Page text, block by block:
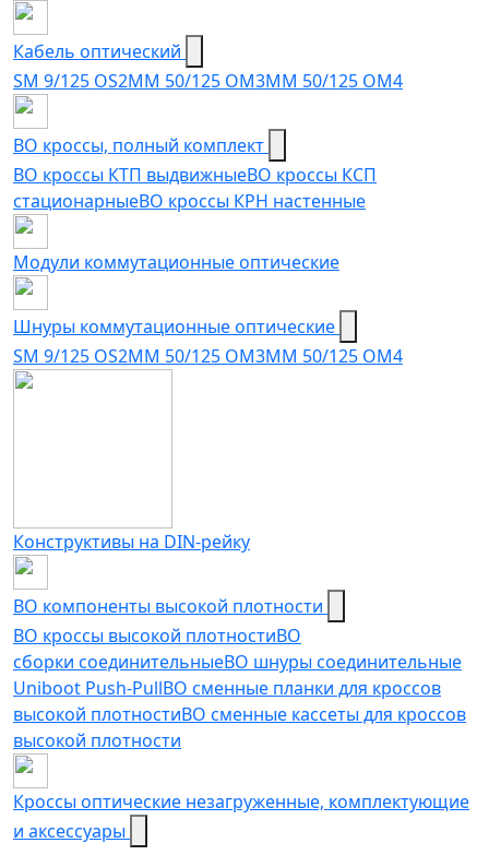
Кабель оптический
SM 9/125 OS2MM 50/125 OM3MM 50/125 OM4
ВО кроссы, полный комплект
ВО кроссы КТП выдвижныеВО кроссы КСП
стационарныеВО кроссы КРН настенные
Модули коммутационные оптические
Шнуры коммутационные оптические
SM 9/125 OS2MM 50/125 OM3MM 50/125 OM4
Конструктивы на DIN-рейку
ВО компоненты высокой плотности
ВО кроссы высокой плотностиВО
сборки соединительныеВО шнуры соединительные
Uniboot Push-PullВО сменные планки для кроссов
высокой плотностиВО сменные кассеты для кроссов
высокой плотности
Кроссы оптические незагруженные, комплектующие
и аксессуары